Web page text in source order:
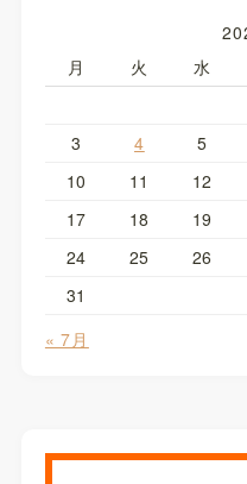
月
火 水
3
4 5
10
11 12
17
18 19
24
25 26
31
« 7月